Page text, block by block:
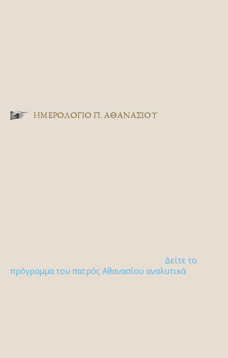
ΗΜΕΡΟΛΟΓΙΟ Π. ΑΘΑΝΑΣΙΟΥ
Δείτε το
πρόγραμμα του πατρός Αθανασίου αναλυτικά